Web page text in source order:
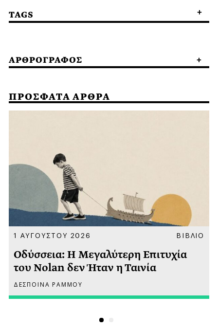
TAGS
ΑΡΘΡΟΓΡΑΦΟΣ
ΠΡΟΣΦΑΤΑ ΑΡΘΡΑ
1 ΑΥΓΟΥΣΤΟΥ 2026 ΒΙΒΛΙΟ
Οδύσσεια: Η Μεγαλύτερη Επιτυχία
του Nolan δεν Ήταν η Ταινία
ΔΕΣΠΟΙΝΑ ΡΑΜΜΟΥ